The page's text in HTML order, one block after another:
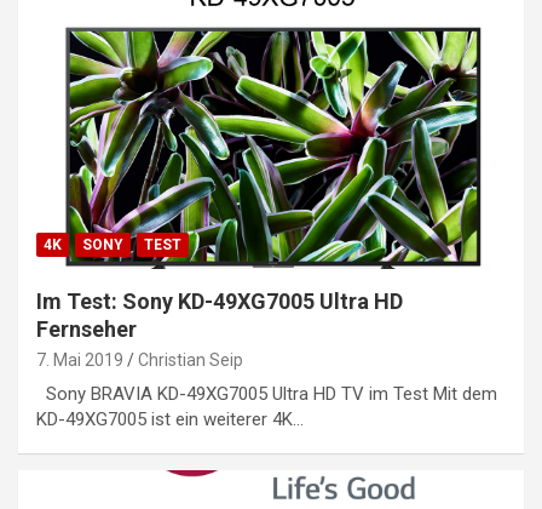
4K SONY TEST
Im Test: Sony KD-49XG7005 Ultra HD
Fernseher
7. Mai 2019 Christian Seip
Sony BRAVIA KD-49XG7005 Ultra HD TV im Test Mit dem
KD-49XG7005 ist ein weiterer 4K…